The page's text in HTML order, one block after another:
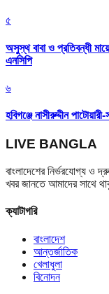
৫
অসুস্থ বাবা ও প্রতিবন্ধী
এনসিপি
৬
হবিগঞ্জে নাসীরুদ্দীন
LIVE BANGLA
বাংলাদেশের নির্ভরযোগ্য ও
খবর জানতে আমাদের সাথে
ক্যাটাগরি
বাংলাদেশ
আন্তর্জাতিক
খেলাধুলা
বিনোদন